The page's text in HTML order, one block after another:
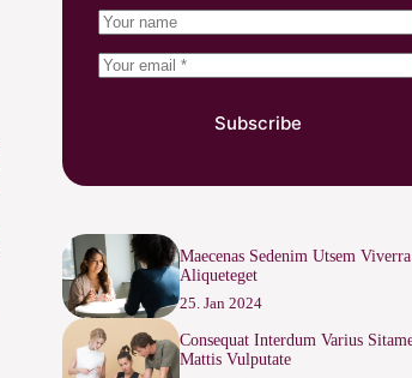
Subscribe
Maecenas Sedenim Utsem Viverra
Aliqueteget
25. Jan 2024
Consequat Interdum Varius
Mattis Vulputate